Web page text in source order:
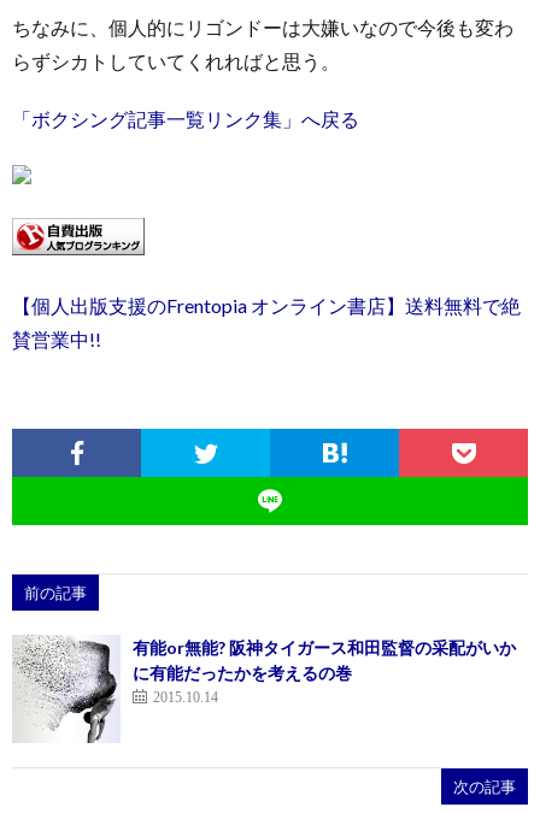
ちなみに、個人的にリゴンドーは大嫌いなので今後も変わ
らずシカトしていてくれればと思う。
「ボクシング記事一覧リンク集」へ戻る
【個人出版支援のFrentopia オンライン書店】送料無料で絶
賛営業中!!
前の記事
有能or無能? 阪神タイガース和田監督の采配がいか
に有能だったかを考えるの巻
2015.10.14
次の記事